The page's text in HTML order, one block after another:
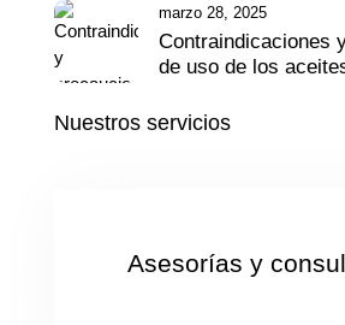
marzo 28, 2025
Contraindicaciones
de uso de los
Nuestros servicios
Asesorías y